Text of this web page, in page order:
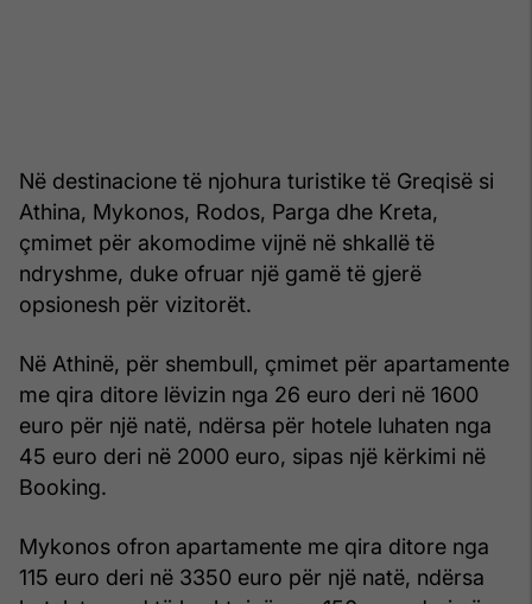
Në destinacione të njohura turistike të Greqisë si
Athina, Mykonos, Rodos, Parga dhe Kreta,
çmimet për akomodime vijnë në shkallë të
ndryshme, duke ofruar një gamë të gjerë
opsionesh për vizitorët.
Në Athinë, për shembull, çmimet për apartamente
me qira ditore lëvizin nga 26 euro deri në 1600
euro për një natë, ndërsa për hotele luhaten nga
45 euro deri në 2000 euro, sipas një kërkimi në
Booking.
Mykonos ofron apartamente me qira ditore nga
115 euro deri në 3350 euro për një natë, ndërsa